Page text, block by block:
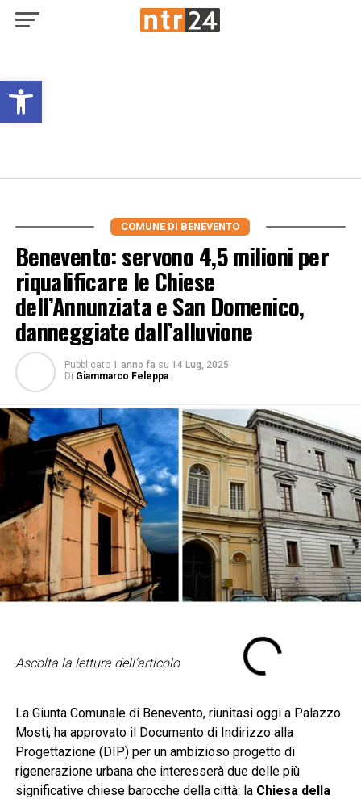
Open toolbar
COMUNE DI BENEVENTO
Benevento: servono 4,5 milioni per
riqualificare le Chiese
dell’Annunziata e San Domenico,
danneggiate dall’alluvione
Pubblicato 1 anno fa su 14 Lug, 2025
Di Giammarco Feleppa
Ascolta la lettura dell'articolo
La Giunta Comunale di Benevento, riunitasi oggi a Palazzo
Mosti, ha approvato il Documento di Indirizzo alla
Progettazione (DIP) per un ambizioso progetto di
rigenerazione urbana che interesserà due delle più
significative chiese barocche della città: la Chiesa della